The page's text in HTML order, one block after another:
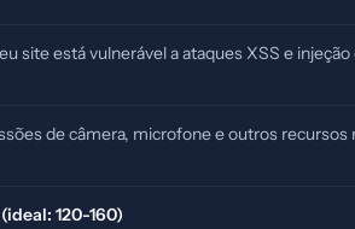
site está vulnerável a ataques XSS e
de câmera, microfone e outros recursos
120-160)